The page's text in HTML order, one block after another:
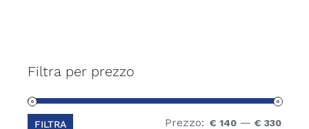
Filtra per prezzo
FILTRA Prezzo: € 140 — € 330